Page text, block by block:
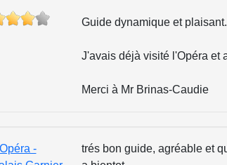
Guide dynamique et plaisant.
J'avais déjà visité l'Opéra et
Merci à Mr Brinas-Caudie
-
trés bon guide, agréable et